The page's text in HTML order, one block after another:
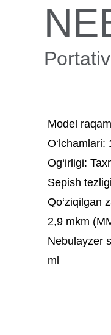
Model
O‘lchamlari:
Og‘irligi:
Sepish
Qo‘ziqilgan
2,9 mkm
Nebulayzer
ml